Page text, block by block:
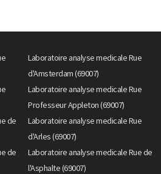
Laboratoire analyse medicale Rue
d'Amsterdam (69007)
Laboratoire analyse medicale Rue
Professeur Appleton (69007)
de
Laboratoire analyse medicale Rue
d'Arles (69007)
de
Laboratoire analyse medicale Rue de
l'Asphalte (69007)